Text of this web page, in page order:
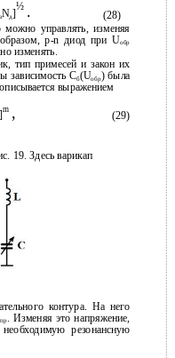
аNд
½ .
(28)
можно управлять, изменяя
p-n диод при Uобр
изменять.
тип примесей и закон их
зависимость Cб(Uобр) была
выражением
]m ,
(29)
19. Здесь варикап
контура. На него
. Изменяя это напряжение,
резонансную